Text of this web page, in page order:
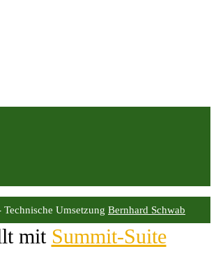
Umsetzung Bernhard Schwab
mit Summit-Suite